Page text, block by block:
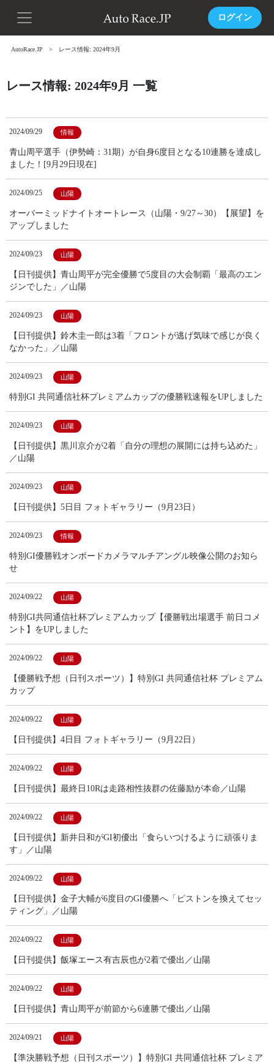
ログイン
AutoRace.JP レース情報: 2024年9月
レース情報: 2024年9月 一覧
2024/09/29 情報
青山周平選手（伊勢崎：31期）が自身6度目となる10連勝を達成し
ました！[9月29日現在]
2024/09/25 山陽
オーバーミッドナイトオートレース（山陽・9/27～30）【展望】を
アップしました
2024/09/23 山陽
【日刊提供】青山周平が完全優勝で5度目の大会制覇「最高のエン
ジンでした」／山陽
2024/09/23 山陽
【日刊提供】鈴木圭一郎は3着「フロントが逃げ気味で感じが良く
なかった」／山陽
2024/09/23 山陽
特別GI 共同通信社杯プレミアムカップの優勝戦速報をUPしました
2024/09/23 山陽
【日刊提供】黒川京介が2着「自分の理想の展開には持ち込めた」
／山陽
2024/09/23 山陽
【日刊提供】5日目 フォトギャラリー（9月23日）
2024/09/23 情報
特別GI優勝戦オンボードカメラマルチアングル映像公開のお知ら
せ
2024/09/22 山陽
特別GI共同通信社杯プレミアムカップ【優勝戦出場選手 前日コメ
ント】をUPしました
2024/09/22 山陽
【優勝戦予想（日刊スポーツ）】特別GI 共同通信社杯 プレミアム
カップ
2024/09/22 山陽
【日刊提供】4日目 フォトギャラリー（9月22日）
2024/09/22 山陽
【日刊提供】最終日10Rは走路相性抜群の佐藤励が本命／山陽
2024/09/22 山陽
【日刊提供】新井日和がGI初優出「食らいつけるように頑張りま
す」／山陽
2024/09/22 山陽
【日刊提供】金子大輔が6度目のGI優勝へ「ピストンを換えてセッ
ティング」／山陽
2024/09/22 山陽
【日刊提供】飯塚エース有吉辰也が2着で優出／山陽
2024/09/22 山陽
【日刊提供】青山周平が前節から6連勝で優出／山陽
2024/09/21 山陽
【準決勝戦予想（日刊スポーツ）】特別GI 共同通信社杯 プレミア